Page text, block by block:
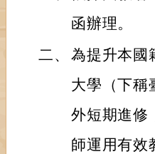
函辦理。
二、 為提升本國
大學（下稱
外短期進修
師運用有效